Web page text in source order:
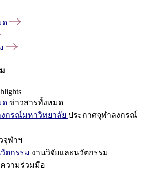
ด
ด ข่าวสารทั้งหมด
กรณ์มหาวิทยาลัย ประกาศจุฬาลงกรณ์
จุฬาฯ
ตกรรม งานวิจัยและนวัตกรรม
ความร่วมมือ